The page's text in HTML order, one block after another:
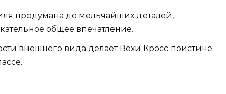
продумана до мельчайших деталей,
общее впечатление.
внешнего вида делает Вехи Кросс поистине